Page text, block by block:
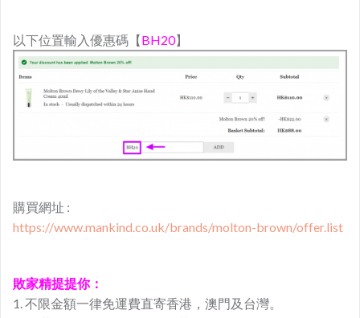
以下位置輸入優惠碼【BH20】
購買網址 :
https://www.mankind.co.uk/brands/molton-brown/offer.list
敗家精提提你：
1. 不限金額一律免運費直寄香港，澳門及台灣。